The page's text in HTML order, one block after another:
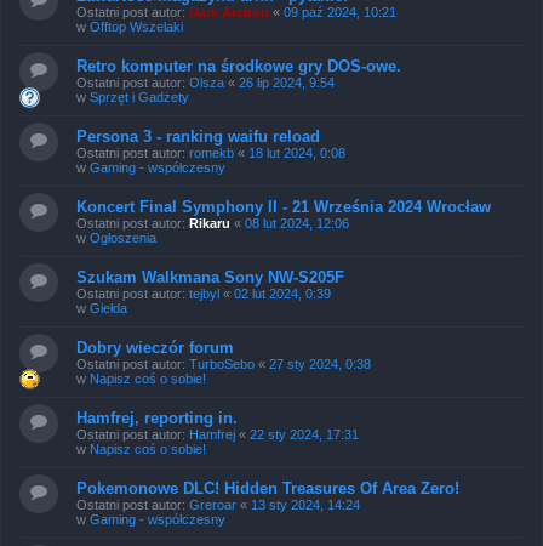
Ostatni post autor: Dark Archon « 09 paź 2024, 10:21
w Offtop Wszelaki
Retro komputer na środkowe gry DOS-owe.
Ostatni post autor: Olsza « 26 lip 2024, 9:54
w Sprzęt i Gadżety
Persona 3 - ranking waifu reload
Ostatni post autor: romekb « 18 lut 2024, 0:08
w Gaming - współczesny
Koncert Final Symphony II - 21 Września 2024 Wrocław
Ostatni post autor: Rikaru « 08 lut 2024, 12:06
w Ogłoszenia
Szukam Walkmana Sony NW-S205F
Ostatni post autor: tejbyl « 02 lut 2024, 0:39
w Giełda
Dobry wieczór forum
Ostatni post autor: TurboSebo « 27 sty 2024, 0:38
w Napisz coś o sobie!
Hamfrej, reporting in.
Ostatni post autor: Hamfrej « 22 sty 2024, 17:31
w Napisz coś o sobie!
Pokemonowe DLC! Hidden Treasures Of Area Zero!
Ostatni post autor: Greroar « 13 sty 2024, 14:24
w Gaming - współczesny